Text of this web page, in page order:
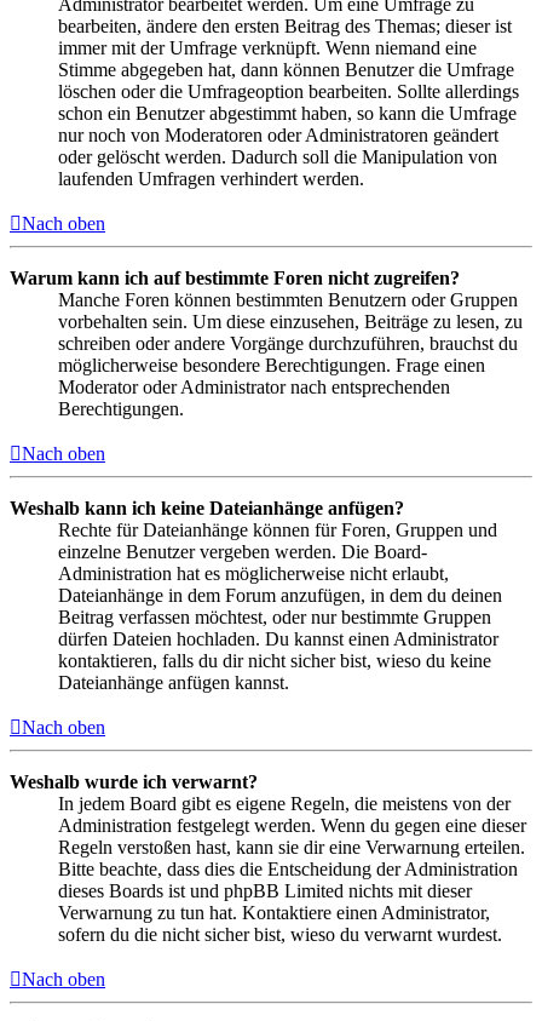
bearbeiten, ändere den ersten Beitrag des Themas; dieser ist
immer mit der Umfrage verknüpft. Wenn niemand eine
Stimme abgegeben hat, dann können Benutzer die Umfrage
löschen oder die Umfrageoption bearbeiten. Sollte allerdings
schon ein Benutzer abgestimmt haben, so kann die Umfrage
nur noch von Moderatoren oder Administratoren geändert
oder gelöscht werden. Dadurch soll die Manipulation von
laufenden Umfragen verhindert werden.
Nach oben
Warum kann ich auf bestimmte Foren nicht zugreifen?
Manche Foren können bestimmten Benutzern oder Gruppen
vorbehalten sein. Um diese einzusehen, Beiträge zu lesen, zu
schreiben oder andere Vorgänge durchzuführen, brauchst du
möglicherweise besondere Berechtigungen. Frage einen
Moderator oder Administrator nach entsprechenden
Berechtigungen.
Nach oben
Weshalb kann ich keine Dateianhänge anfügen?
Rechte für Dateianhänge können für Foren, Gruppen und
einzelne Benutzer vergeben werden. Die Board-
Administration hat es möglicherweise nicht erlaubt,
Dateianhänge in dem Forum anzufügen, in dem du deinen
Beitrag verfassen möchtest, oder nur bestimmte Gruppen
dürfen Dateien hochladen. Du kannst einen Administrator
kontaktieren, falls du dir nicht sicher bist, wieso du keine
Dateianhänge anfügen kannst.
Nach oben
Weshalb wurde ich verwarnt?
In jedem Board gibt es eigene Regeln, die meistens von der
Administration festgelegt werden. Wenn du gegen eine dieser
Regeln verstoßen hast, kann sie dir eine Verwarnung erteilen.
Bitte beachte, dass dies die Entscheidung der Administration
dieses Boards ist und phpBB Limited nichts mit dieser
Verwarnung zu tun hat. Kontaktiere einen Administrator,
sofern du die nicht sicher bist, wieso du verwarnt wurdest.
Nach oben